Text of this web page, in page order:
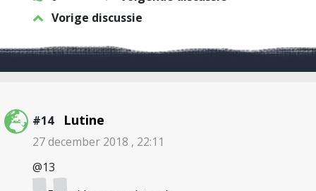
Vorige discussie
#14 Lutine
27 december 2018 , 22:11
@13